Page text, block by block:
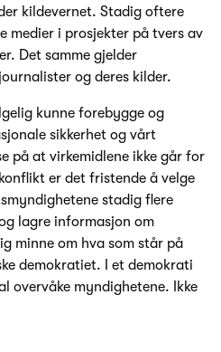
kildevernet. Stadig oftere
medier i prosjekter på tvers av
Det samme gjelder
og deres kilder.
kunne forebygge og
sikkerhet og vårt
på at virkemidlene ikke går for
er det fristende å velge
stadig flere
lagre informasjon om
minne om hva som står på
demokratiet. I et demokrati
overvåke myndighetene. Ikke